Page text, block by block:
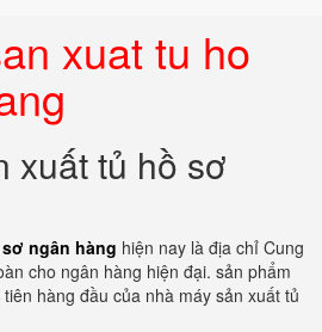
xuat tu ho
xuất tủ hồ sơ
ngân hàng hiện nay là địa chỉ Cung
cho ngân hàng hiện đại. sản phẩm
hàng đầu của nhà máy sản xuất tủ